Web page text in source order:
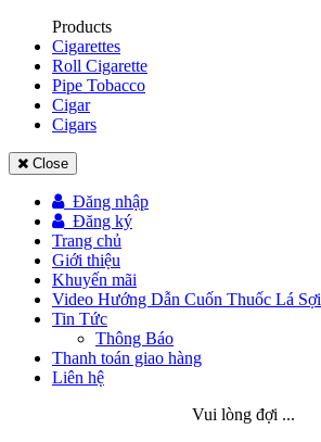
Products
Cigarettes
Roll Cigarette
Pipe Tobacco
Cigar
Cigars
Close
Đăng nhập
Đăng ký
Trang chủ
Giới thiệu
Khuyến mãi
Video Hướng Dẫn Cuốn Thuốc Lá Sợi
Tin Tức
Thông Báo
Thanh toán giao hàng
Liên hệ
Vui lòng đợi ...